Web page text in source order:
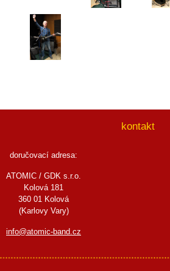
kontakt
doručovací adresa:
ATOMIC / GDK s.r.o.
Kolová 181
360 01 Kolová
(Karlovy Vary)
info@atomic-band.cz